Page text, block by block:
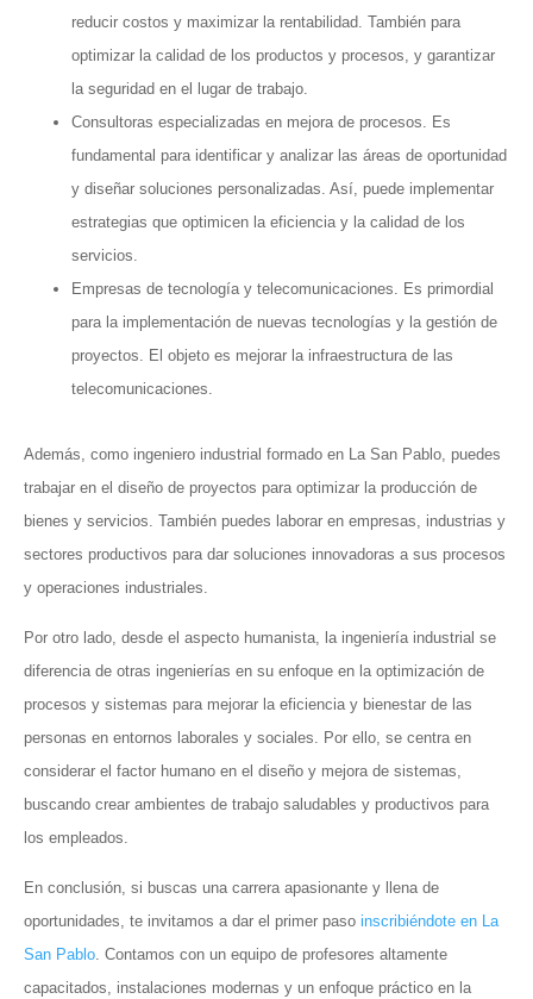
reducir costos y maximizar la rentabilidad. También para
optimizar la calidad de los productos y procesos, y garantizar
la seguridad en el lugar de trabajo.
Consultoras especializadas en mejora de procesos. Es
fundamental para identificar y analizar las áreas de oportunidad
y diseñar soluciones personalizadas. Así, puede implementar
estrategias que optimicen la eficiencia y la calidad de los
servicios.
Empresas de tecnología y telecomunicaciones. Es primordial
para la implementación de nuevas tecnologías y la gestión de
proyectos. El objeto es mejorar la infraestructura de las
telecomunicaciones.
Además, como ingeniero industrial formado en La San Pablo, puedes
trabajar en el diseño de proyectos para optimizar la producción de
bienes y servicios. También puedes laborar en empresas, industrias y
sectores productivos para dar soluciones innovadoras a sus procesos
y operaciones industriales.
Por otro lado, desde el aspecto humanista, la ingeniería industrial se
diferencia de otras ingenierías en su enfoque en la optimización de
procesos y sistemas para mejorar la eficiencia y bienestar de las
personas en entornos laborales y sociales. Por ello, se centra en
considerar el factor humano en el diseño y mejora de sistemas,
buscando crear ambientes de trabajo saludables y productivos para
los empleados.
En conclusión, si buscas una carrera apasionante y llena de
oportunidades, te invitamos a dar el primer paso inscribiéndote en La
San Pablo. Contamos con un equipo de profesores altamente
capacitados, instalaciones modernas y un enfoque práctico en la